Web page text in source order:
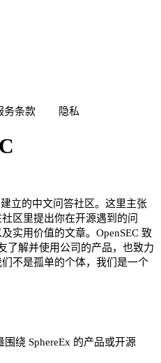
务条款 隐私
立的中文问答社区。这里主张
区里提出你在开源遇到的问
实用价值的文章。OpenSEC 致
了解并使用公司的产品，也致力
不是孤单的个体，我们是一个
绕 SphereEx 的产品或开源